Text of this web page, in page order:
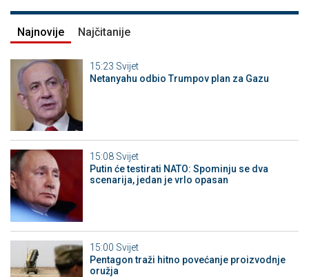
Najnovije Najčitanije
15:23 Svijet
Netanyahu odbio Trumpov plan za Gazu
15:08 Svijet
Putin će testirati NATO: Spominju se dva
scenarija, jedan je vrlo opasan
15:00 Svijet
Pentagon traži hitno povećanje proizvodnje
oružja